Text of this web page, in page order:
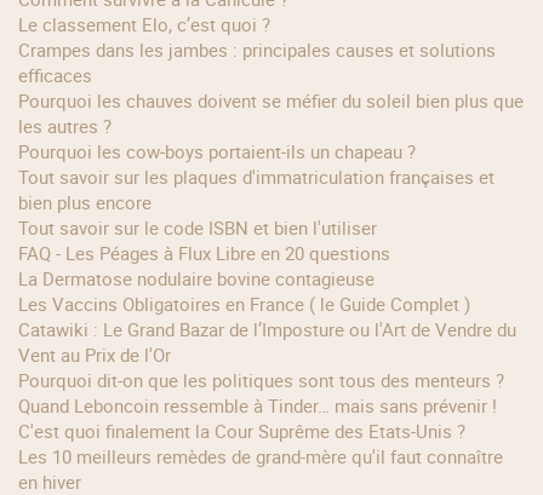
Le classement Elo, c’est quoi ?
Crampes dans les jambes : principales causes et solutions
efficaces
Pourquoi les chauves doivent se méfier du soleil bien plus que
les autres ?
Pourquoi les cow‑boys portaient‑ils un chapeau ?
Tout savoir sur les plaques d'immatriculation françaises et
bien plus encore
Tout savoir sur le code ISBN et bien l'utiliser
FAQ - Les Péages à Flux Libre en 20 questions
La Dermatose nodulaire bovine contagieuse
Les Vaccins Obligatoires en France ( le Guide Complet )
Catawiki : Le Grand Bazar de l’Imposture ou l'Art de Vendre du
Vent au Prix de l'Or
Pourquoi dit-on que les politiques sont tous des menteurs ?
Quand Leboncoin ressemble à Tinder… mais sans prévenir !
C'est quoi finalement la Cour Suprême des Etats-Unis ?
Les 10 meilleurs remèdes de grand-mère qu'il faut connaître
en hiver